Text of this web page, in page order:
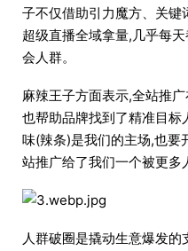
子不仅借助引力魔方、关键
超级直播全域拿量,几乎每
会人群。
麻辣王子方面表示,全站推
也帮助品牌找到了精准目标
味(辣条)是我们的主场,也要
站推广给了我们一个被更多
人群破圈是撬动生意爆发